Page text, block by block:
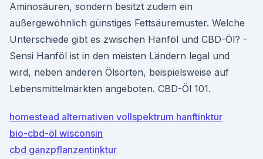
Aminosäuren, sondern besitzt zudem ein
außergewöhnlich günstiges Fettsäuremuster. Welche
Unterschiede gibt es zwischen Hanföl und CBD-Öl? -
Sensi Hanföl ist in den meisten Ländern legal und
wird, neben anderen Ölsorten, beispielsweise auf
Lebensmittelmärkten angeboten. CBD-Öl 101.
homestead alternativen vollspektrum hanftinktur
bio-cbd-öl wisconsin
cbd ganzpflanzentinktur